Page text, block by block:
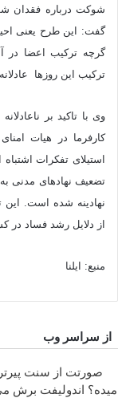
شوکت درباره فقدان
گفت: این طرح یعنی
گرچه ترکیب اعضا در
ترکیب این روزها
کارفرما در هیات
استیلای تفکرات
تضعیف نهادهای مدنی
نهادینه شده است. این
از دلایل رشد فساد
منبع: ایلنا
از سراسر وب
صورتت از سنت
میده؟ اندولیفت برش